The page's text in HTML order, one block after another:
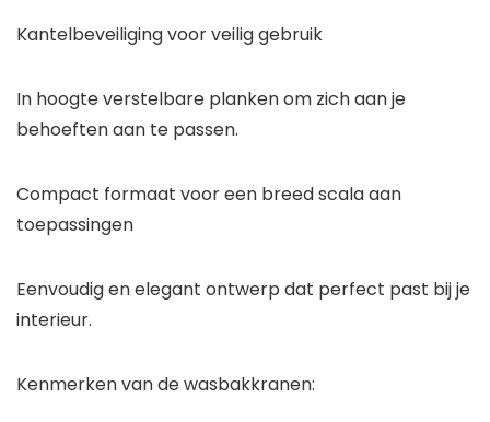
Kantelbeveiliging voor veilig gebruik
In hoogte verstelbare planken om zich aan je
behoeften aan te passen.
Compact formaat voor een breed scala aan
toepassingen
Eenvoudig en elegant ontwerp dat perfect past bij je
interieur.
Kenmerken van de wasbakkranen: